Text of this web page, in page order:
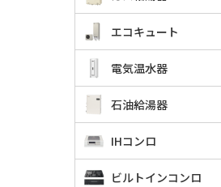
エコキュート
電気温水器
石油給湯器
IHコンロ
ビルトインコンロ